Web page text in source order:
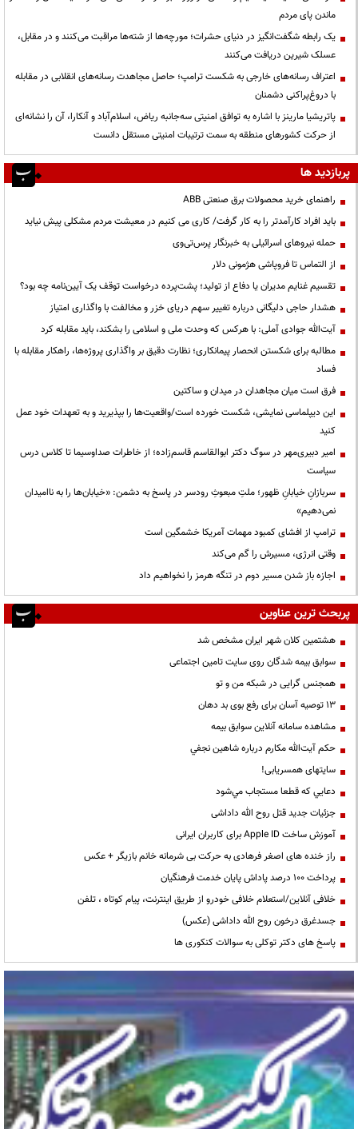
ماندن پای مردم
یک رابطه شگفت‌انگیز در دنیای حشرات؛ مورچه‌ها از شته‌ها مراقبت می‌کنند و در مقابل،
عسلک شیرین دریافت می‌کنند
اعتراف رسانه‌های خارجی به شکست ترامپ؛ حاصل مجاهدت رسانه‌های انقلابی در مقابله
با دروغ‌پراکنی دشمنان
پاتریشیا مارینز با اشاره به توافق امنیتی سه‌جانبه ریاض، اسلام‌آباد و آنکارا، آن را نشانه‌ای
از حرکت کشورهای منطقه به سمت ترتیبات امنیتی مستقل دانست
پربازدید ها
راهنمای خرید محصولات برق صنعتی ABB
باید افراد کارآمدتر را به کار گرفت/ کاری می کنیم در معیشت مردم مشکلی پیش نیاید
حمله نیروهای اسرائیلی به خبرنگار پرس‌تی‌وی
از التماس تا فروپاشی هژمونی دلار
تقسیم غنایم مدیران یا دفاع از تولید؛ پشت‌پرده درخواست توقف یک آیین‌نامه چه بود؟
هشدار حاجی دلیگانی درباره تغییر سهم دریای خزر و مخالفت با واگذاری امتیاز
آیت‌الله جوادی آملی: با هرکس که وحدت ملی و اسلامی را بشکند، باید مقابله کرد
مطالبه برای شکستن انحصار پیمانکاری؛ نظارت دقیق بر واگذاری پروژه‌ها، راهکار مقابله با
فساد
فرق است میان مجاهدان در میدان و ساکتین
این دیپلماسی نمایشی، شکست خورده است/واقعیت‌ها را بپذیرید و به تعهدات خود عمل
کنید
امیر دبیری‌مهر در سوگ دکتر ابوالقاسم قاسم‌زاده؛ از خاطرات صداوسیما تا کلاس درس
سیاست
سربازانِ خیابانِ ظهور؛ ملتِ مبعوثِ رودسر در پاسخ به دشمن: «خیابان‌ها را به ناامیدان
نمی‌دهیم»
ترامپ از افشای کمبود مهمات آمریکا خشمگین است
وقتی انرژی، مسیرش را گم می‌کند
اجازه باز شدن مسیر دوم در تنگه هرمز را نخواهیم داد
پربحث ترین عناوین
هشتمین کلان شهر ایران مشخص شد
سوابق بیمه شدگان روی سایت تامین اجتماعی
همجنس گرایی در شبکه من و تو
13 توصیه آسان برای رفع بوی بد دهان
مشاهده سامانه آنلاين سوابق بیمه
حكم آيت‌الله مكارم درباره شاهين نجفي
سایتهای همسریابی!
دعايي كه قطعا مستجاب مي‌شود
جزئیات جدید قتل روح الله داداشی
آموزش ساخت Apple ID برای کاربران ایرانی
راز خنده های اصغر فرهادی به حرکت بی شرمانه خانم بازیگر + عکس
پرداخت ۱۰۰ درصد پاداش پایان خدمت فرهنگیان
خلافی آنلاین/استعلام خلافی خودرو از طریق اینترنت، پیام کوتاه ، تلفن
جسدغرق درخون روح الله داداشی (عکس)
پاسخ های دکتر توکلی به سوالات کنکوری ها